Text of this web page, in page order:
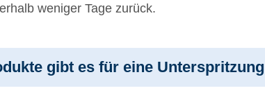
weniger Tage zurück.
gibt es für eine